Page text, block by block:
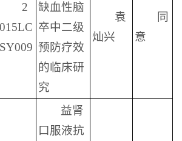
2
015LC
SY009
缺血性脑
卒中二级
预防疗效
的临床研
究
袁
灿兴
同
意
益肾
口服液抗